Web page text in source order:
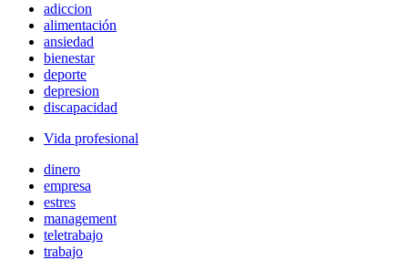
adiccion
alimentación
ansiedad
bienestar
deporte
depresion
discapacidad
Vida profesional
dinero
empresa
estres
management
teletrabajo
trabajo